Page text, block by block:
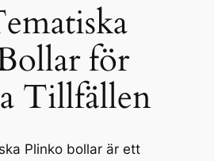
för
Tillfällen
Plinko bollar är ett